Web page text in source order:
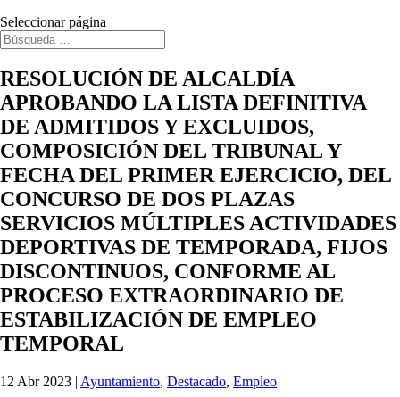
Seleccionar página
RESOLUCIÓN DE ALCALDÍA
APROBANDO LA LISTA DEFINITIVA
DE ADMITIDOS Y EXCLUIDOS,
COMPOSICIÓN DEL TRIBUNAL Y
FECHA DEL PRIMER EJERCICIO, DEL
CONCURSO DE DOS PLAZAS
SERVICIOS MÚLTIPLES ACTIVIDADES
DEPORTIVAS DE TEMPORADA, FIJOS
DISCONTINUOS, CONFORME AL
PROCESO EXTRAORDINARIO DE
ESTABILIZACIÓN DE EMPLEO
TEMPORAL
12 Abr 2023 | Ayuntamiento, Destacado, Empleo